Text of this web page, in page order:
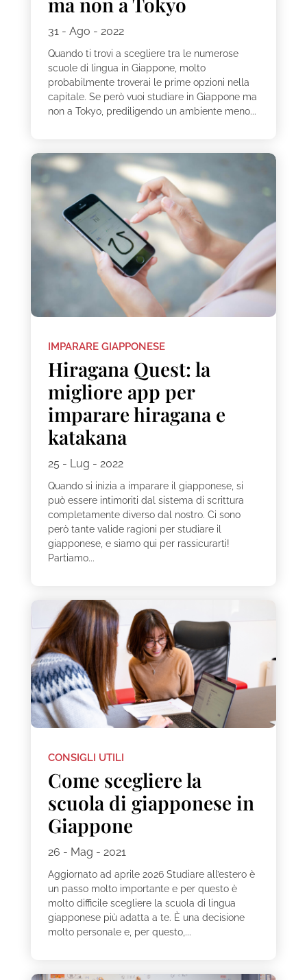
31 - Ago - 2022
Quando ti trovi a scegliere tra le numerose
scuole di lingua in Giappone, molto
probabilmente troverai le prime opzioni nella
capitale. Se però vuoi studiare in Giappone ma
non a Tokyo, prediligendo un ambiente meno...
IMPARARE GIAPPONESE
Hiragana Quest: la
migliore app per
imparare hiragana e
katakana
25 - Lug - 2022
Quando si inizia a imparare il giapponese, si
può essere intimoriti dal sistema di scrittura
completamente diverso dal nostro. Ci sono
però tante valide ragioni per studiare il
giapponese, e siamo qui per rassicurarti!
Partiamo...
CONSIGLI UTILI
Come scegliere la
scuola di giapponese in
Giappone
26 - Mag - 2021
Aggiornato ad aprile 2026 Studiare all’estero è
un passo molto importante e per questo è
molto difficile scegliere la scuola di lingua
giapponese più adatta a te. È una decisione
molto personale e, per questo,...